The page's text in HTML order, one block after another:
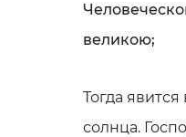
великою;
Тогда
солнца.